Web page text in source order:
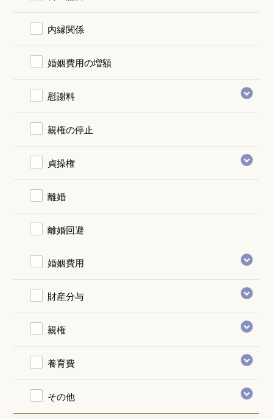
内縁関係
婚姻費用の増額
慰謝料
親権の停止
貞操権
離婚
離婚回避
婚姻費用
財産分与
親権
養育費
その他